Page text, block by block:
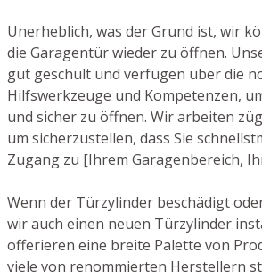
Unerheblich, was der Grund ist, wir
die Garagentür wieder zu öffnen.
gut geschult und verfügen über die
Hilfswerkzeuge und Kompetenzen,
und sicher zu öffnen. Wir arbeiten
um sicherzustellen, dass Sie
Zugang zu [Ihrem Garagenbereich,
Wenn der Türzylinder beschädigt
wir auch einen neuen Türzylinder
offerieren eine breite Palette von
viele von renommierten Herstellern